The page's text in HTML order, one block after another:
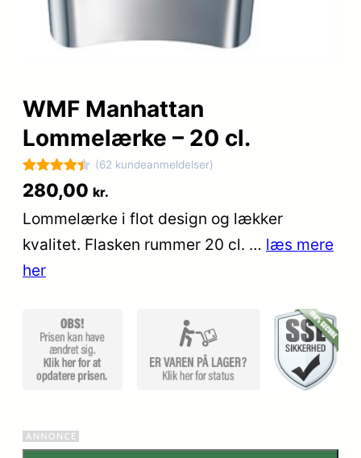
WMF Manhattan
Lommelærke – 20 cl.
Bedømt
4.4
ud af 5
baseret
på
62
(62 kundeanmeldelser)
280,00 kr.
Lommelærke i flot design og lækker
kvalitet. Flasken rummer 20 cl. … læs mere
her